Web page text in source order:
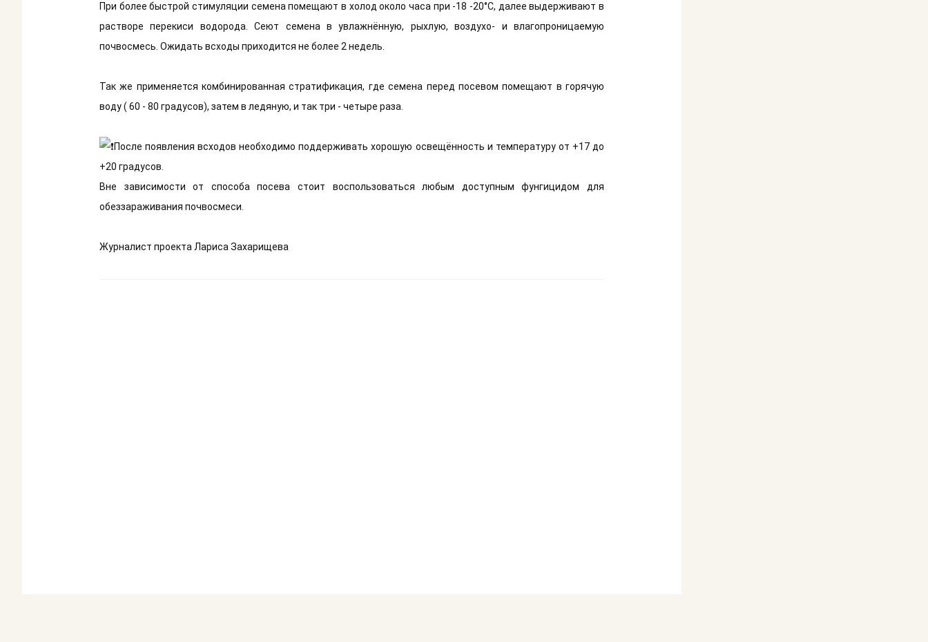
При более быстрой стимуляции семена помещают в холод около часа при -18 -20°C, далее выдерживают в
растворе перекиси водорода. Сеют семена в увлажнённую, рыхлую, воздухо- и влагопроницаемую
почвосмесь. Ожидать всходы приходится не более 2 недель.
Так же применяется комбинированная стратификация, где семена перед посевом помещают в горячую
воду ( 60 - 80 градусов), затем в ледяную, и так три - четыре раза.
После появления всходов необходимо поддерживать хорошую освещённость и температуру от +17 до
+20 градусов.
Вне зависимости от способа посева стоит воспользоваться любым доступным фунгицидом для
обеззараживания почвосмеси.
Журналист проекта Лариса Захарищева